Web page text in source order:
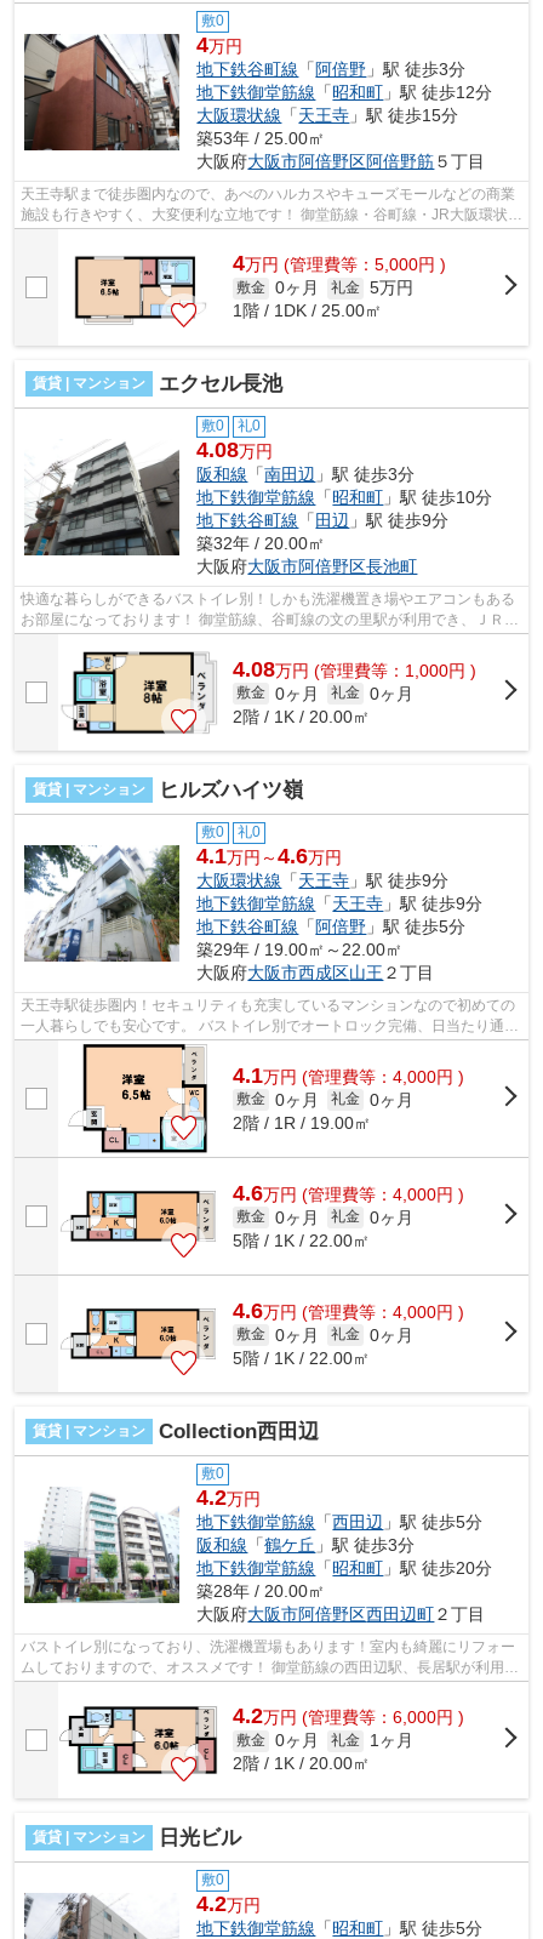
敷0
4万円
地下鉄谷町線 「阿倍野 」駅 徒歩3分
地下鉄御堂筋線 「昭和町 」駅 徒歩12分
大阪環状線 「天王寺 」駅 徒歩15分
築53年 / 25.00㎡
大阪府大阪市阿倍野区阿倍野筋５丁目
天王寺駅まで徒歩圏内なので、あべのハルカスやキューズモールなどの商業
施設も行きやすく、大変便利な立地です！ 御堂筋線・谷町線・JR大阪環状
線・近鉄南大阪線・JR阪和線など各沿...
4万円 (管理費等：5,000円 )
敷金 0ヶ月 礼金 5万円
1階 / 1DK / 25.00㎡
賃貸 | マンション エクセル長池
敷0 礼0
4.08万円
阪和線 「南田辺 」駅 徒歩3分
地下鉄御堂筋線 「昭和町 」駅 徒歩10分
地下鉄谷町線 「 田辺 」駅 徒歩9分
築32年 / 20.00㎡
大阪府大阪市阿倍野区長池町
快適な暮らしができるバストイレ別！しかも洗濯機置き場やエアコンもある
お部屋になっております！ 御堂筋線、谷町線の文の里駅が利用でき、ＪＲ阪
4.08万円 (管理費等：1,000円 )
敷金 0ヶ月 礼金 0ヶ月
2階 / 1K / 20.00㎡
賃貸 | マンション ヒルズハイツ嶺
敷0 礼0
4.1万円～4.6万円
大阪環状線 「天王寺 」駅 徒歩9分
地下鉄御堂筋線 「天王寺 」駅 徒歩9分
地下鉄谷町線 「 阿倍野 」駅 徒歩5分
築29年 / 19.00㎡～22.00㎡
大阪府大阪市西成区山王 ２丁目
天王寺駅徒歩圏内！セキュリティも充実しているマンションなので初めての
一人暮らしでも安心です。 バストイレ別でオートロック完備、日当たり通風
良好！買い物、スーパーなど、利便...
4.1万円 (管理費等：4,000円 )
敷金 0ヶ月 礼金 0ヶ月
2階 / 1R / 19.00㎡
4.6万円 (管理費等：4,000円 )
敷金 0ヶ月 礼金 0ヶ月
5階 / 1K / 22.00㎡
4.6万円 (管理費等：4,000円 )
敷金 0ヶ月 礼金 0ヶ月
5階 / 1K / 22.00㎡
賃貸 | マンション Collection西田辺
敷0
4.2万円
地下鉄御堂筋線 「西田辺 」駅 徒歩5分
阪和線 「鶴ケ丘 」駅 徒歩3分
地下鉄御堂筋線 「昭和町 」駅 徒歩20分
築28年 / 20.00㎡
大阪府大阪市阿倍野区西田辺町２丁目
バストイレ別になっており、洗濯機置場もあります！室内も綺麗にリフォー
ムしておりますので、オススメです！ 御堂筋線の西田辺駅、長居駅が利用で
4.2万円 (管理費等：6,000円 )
敷金 0ヶ月 礼金
1ヶ月
2階 / 1K / 20.00㎡
賃貸 | マンション 日光ビル
敷0
4.2万円
地下鉄御堂筋線 「昭和町 」駅 徒歩5分